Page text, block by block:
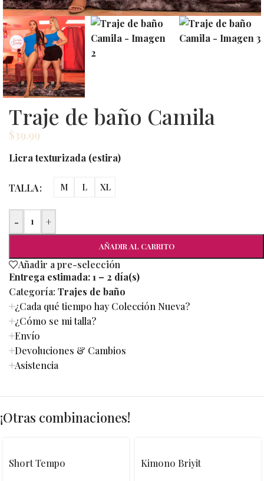
Traje de baño Camila
$39.99
Licra texturizada (estira)
TALLA M L XL
- +
AÑADIR AL CARRITO
Añadir a pre-selección
Entrega estimada:1 – 2 día(s)
Categoría: Trajes de baño
¿Cada qué tiempo hay Colección Nueva?
¿Cómo se mi talla?
Envío
Devoluciones & Cambios
Asistencia
¡Otras combinaciones!
Short Tempo Kimono Briyit